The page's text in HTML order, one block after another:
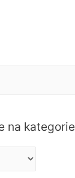
na kategorie